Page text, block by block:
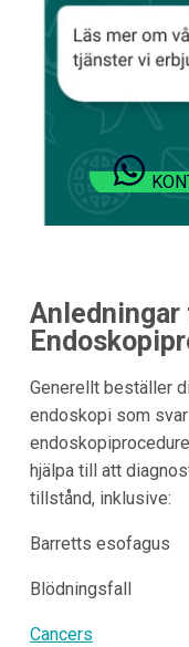
Anledningar
Generellt beställer
endoskopi som svar
hjälpa till att
tillstånd, inklusive:
Barretts esofagus
Blödningsfall
Cancers